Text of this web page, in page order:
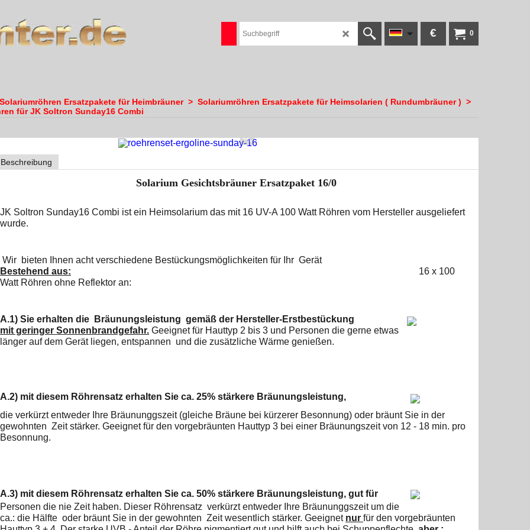
0
€
Ersatzpakete für Heimbräuner> Solariumröhren Ersatzpakete für Heimsolarien ( Rundumbräuner ) >
für JK Soltron Sunday16 Combi
Beschreibung
Solarium Gesichtsbräuner Ersatzpaket 16/0
JK Soltron Sunday16 Combi ist ein Heimsolarium das mit 16 UV-A 100 Watt Röhren vom Hersteller ausgeliefert
wurde.
Wir bieten Ihnen acht verschiedene Bestückungsmöglichkeiten für Ihr Gerät
Bestehend aus:
16 x 100
Watt Röhren ohne Reflektor an:
A.1) Sie erhalten die Bräunungsleistung gemäß der Hersteller-Erstbestückung
mit geringer Sonnenbrandgefahr. Geeignet für Hauttyp 2 bis 3 und Personen die gerne etwas
länger auf dem Gerät liegen, entspannen und die zusätzliche Wärme genießen.
A.2) mit diesem Röhrensatz erhalten Sie ca. 25% stärkere Bräunungsleistung,
die verkürzt entweder Ihre Bräununggszeit (gleiche Bräune bei kürzerer Besonnung) oder bräunt Sie in der
gewohnten Zeit stärker. Geeignet für den vorgebräunten Hauttyp 3 bei einer Bräunungszeit von 12 - 18 min. pro
Besonnung.
A.3) mit diesem Röhrensatz erhalten Sie ca. 50% stärkere Bräunungsleistung, gut für
Personen die nie Zeit haben. Dieser Röhrensatz verkürzt entweder Ihre Bräununggszeit um die
ca.: die Hälfte oder bräunt Sie in der gewohnten Zeit wesentlich stärker. Geeignet nur für den vorgebräunten